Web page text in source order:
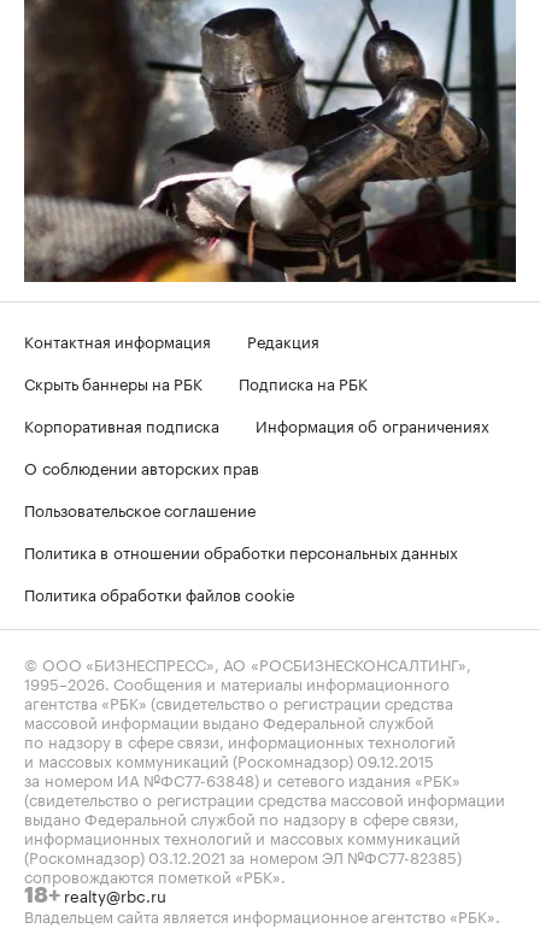
Контактная информация
Редакция
Скрыть баннеры на РБК
Подписка на РБК
Корпоративная подписка
Информация об ограничениях
О соблюдении авторских прав
Пользовательское соглашение
Политика в отношении обработки персональных данных
Политика обработки файлов cookie
© ООО «БИЗНЕСПРЕСС», АО «РОСБИЗНЕСКОНСАЛТИНГ»,
1995–2026. Сообщения и материалы информационного
агентства «РБК» (свидетельство о регистрации средства
массовой информации выдано Федеральной службой
по надзору в сфере связи, информационных технологий
и массовых коммуникаций (Роскомнадзор) 09.12.2015
за номером ИА №ФС77-63848) и сетевого издания «РБК»
(свидетельство о регистрации средства массовой информации
выдано Федеральной службой по надзору в сфере связи,
информационных технологий и массовых коммуникаций
(Роскомнадзор) 03.12.2021 за номером ЭЛ №ФС77-82385)
сопровождаются пометкой «РБК».
18+ realty@rbc.ru
Владельцем сайта является информационное агентство «РБК».